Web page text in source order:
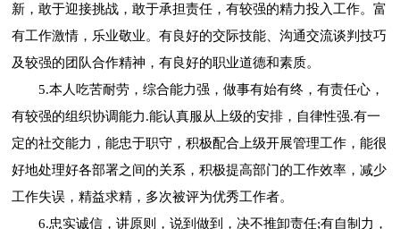
新，敢于迎接挑战，敢于承担责任，有较强的精力投入工作。富
有工作激情，乐业敬业。有良好的交际技能、沟通交流谈判技巧
及较强的团队合作精神，有良好的职业道德和素质。
5.本人吃苦耐劳，综合能力强，做事有始有终，有责任心，
有较强的组织协调能力.能认真服从上级的安排，自律性强.有一
定的社交能力，能忠于职守，积极配合上级开展管理工作，能很
好地处理好各部署之间的关系，积极提高部门的工作效率，减少
工作失误，精益求精，多次被评为优秀工作者。
6.忠实诚信，讲原则，说到做到，决不推卸责任;有自制力，